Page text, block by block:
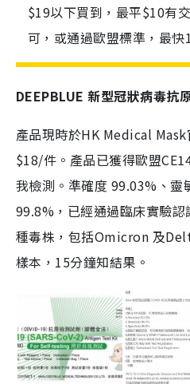
$19以下買到，最平$10有
可，或通過歐盟標準，最快
DEEPBLUE 新型冠狀病毒抗
產品現時於HK Medical
$18/件。產品已獲得歐盟
我檢測。準確度 99.03%、靈
99.8%，已經通過臨床實驗
種毒株，包括Omicron 及
樣本，15分鐘知結果。